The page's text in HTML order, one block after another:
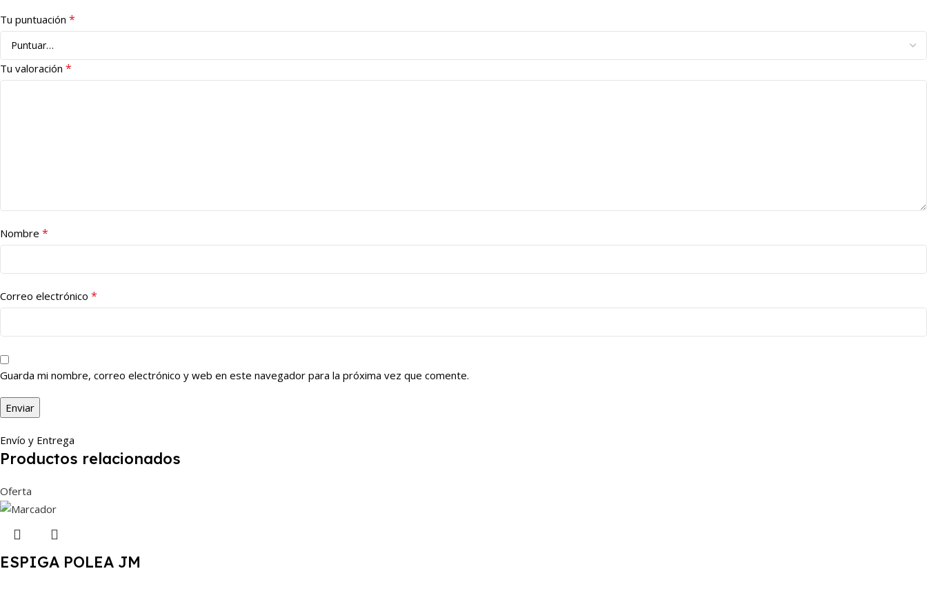
Tu puntuación *
Tu valoración *
Nombre *
Correo electrónico *
Guarda mi nombre, correo electrónico y web en este navegador para la próxima vez que comente.
Envío y Entrega
Productos relacionados
Oferta
ESPIGA POLEA JM